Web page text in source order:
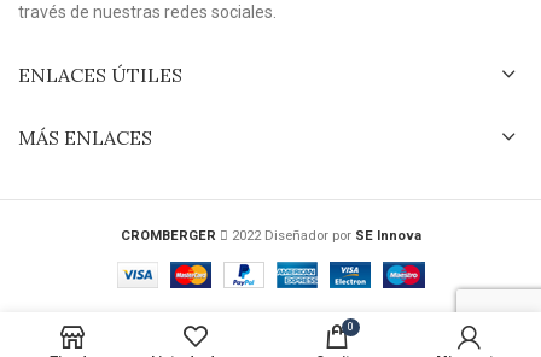
través de nuestras redes sociales.
ENLACES ÚTILES
MÁS ENLACES
CROMBERGER 2022 Diseñador por SE Innova
0